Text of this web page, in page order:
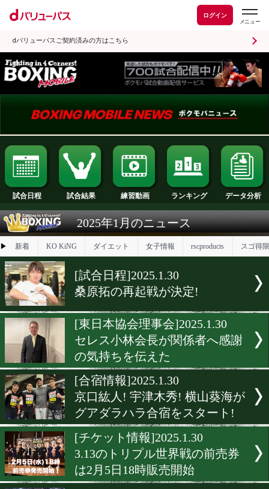
ログイン
dバリューパスご契約済みの方はこちら
試合日程 試合結果 練習動画 ランキング
2025年1月のニュース
▶ 新着 KO KiNG ダイエット 女子情報
[試合日程]2025.1.30
桑原拓の再起戦が決定!
[東日本協会理事会
セレス小林会長が関係者へ
の気持ちを伝えた
[合宿情報]2025.1.30
京口紘人! 宇津木秀! 横山